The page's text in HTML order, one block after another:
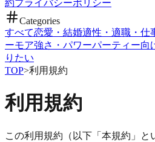
約プライバシーポリシー
Categories
すべて恋愛・結婚適性・適職・仕
ーモア強さ・パワーパーティー向
りたい
TOP>利用規約
利用規約
この利用規約（以下「本規約」と